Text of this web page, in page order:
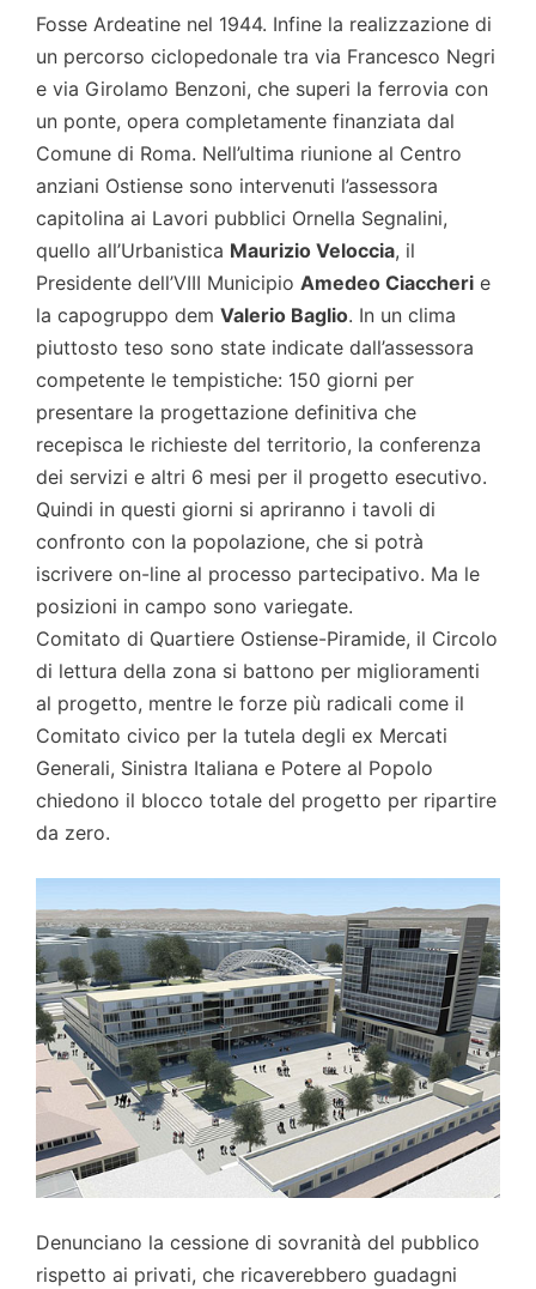
Fosse Ardeatine nel 1944. Infine la realizzazione di
un percorso ciclopedonale tra via Francesco Negri
e via Girolamo Benzoni, che superi la ferrovia con
un ponte, opera completamente finanziata dal
Comune di Roma. Nell’ultima riunione al Centro
anziani Ostiense sono intervenuti l’assessora
capitolina ai Lavori pubblici Ornella Segnalini,
quello all’Urbanistica Maurizio Veloccia, il
Presidente dell’VIII Municipio Amedeo Ciaccheri e
la capogruppo dem Valerio Baglio. In un clima
piuttosto teso sono state indicate dall’assessora
competente le tempistiche: 150 giorni per
presentare la progettazione definitiva che
recepisca le richieste del territorio, la conferenza
dei servizi e altri 6 mesi per il progetto esecutivo.
Quindi in questi giorni si apriranno i tavoli di
confronto con la popolazione, che si potrà
iscrivere on-line al processo partecipativo. Ma le
posizioni in campo sono variegate.
Comitato di Quartiere Ostiense-Piramide, il Circolo
di lettura della zona si battono per miglioramenti
al progetto, mentre le forze più radicali come il
Comitato civico per la tutela degli ex Mercati
Generali, Sinistra Italiana e Potere al Popolo
chiedono il blocco totale del progetto per ripartire
da zero.
Denunciano la cessione di sovranità del pubblico
rispetto ai privati, che ricaverebbero guadagni